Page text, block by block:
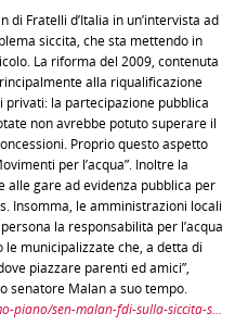
di Fratelli d’Italia in un’intervista ad
siccità, che sta mettendo in
La riforma del 2009, contenuta
alla riqualificazione
privati: la partecipazione pubblica
non avrebbe potuto superare il
Proprio questo aspetto
per l’acqua”. Inoltre la
alle gare ad evidenza pubblica per
Insomma, le amministrazioni locali
la responsabilità per l’acqua
municipalizzate che, a detta di
piazzare parenti ed amici”,
senatore Malan a suo tempo.
piano/sen-malan-fdi-sulla-siccita-s...